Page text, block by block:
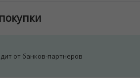
от банков-партнеров